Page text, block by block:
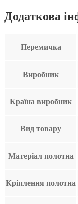
Додаткова
Перемичка
Виробник
Країна виробник
Вид товару
Матеріал полотна
Кріплення полотна